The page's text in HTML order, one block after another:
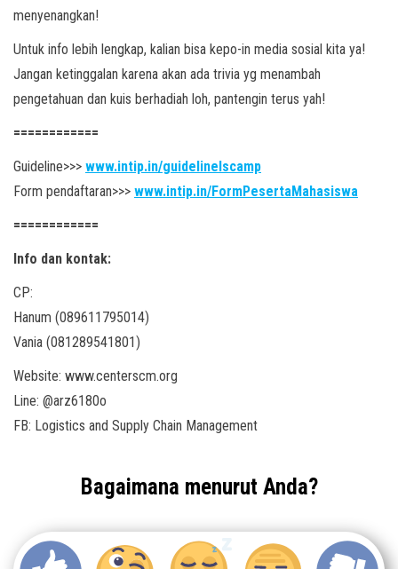
menyenangkan!
Untuk info lebih lengkap, kalian bisa kepo-in media sosial kita ya!
Jangan ketinggalan karena akan ada trivia yg menambah
pengetahuan dan kuis berhadiah loh, pantengin terus yah!
============
Guideline>>> www.intip.in/guidelinelscamp
Form pendaftaran>>> www.intip.in/FormPesertaMahasiswa
============
Info dan kontak:
CP:
Hanum (089611795014)
Vania (081289541801)
Website: www.centerscm.org
Line: @arz6180o
FB: Logistics and Supply Chain Management
Bagaimana menurut Anda?